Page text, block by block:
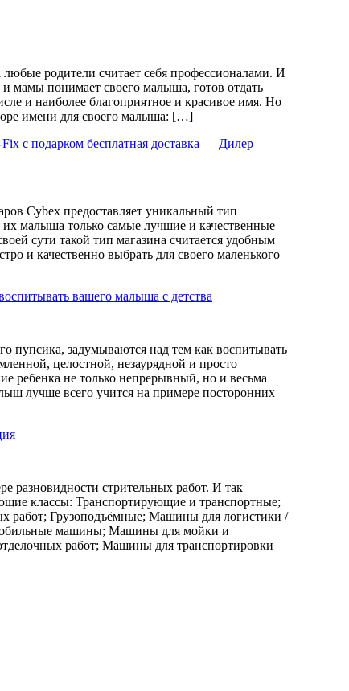
родители считает себя профессионалами. И
мамы понимает своего малыша, готов отдать
и наиболее благоприятное и красивое имя. Но
имени для своего малыша: […]
с подарком бесплатная доставка — Дилер
Cybex предоставляет уникальный тип
малыша только самые лучшие и качественные
сути такой тип магазина считается удобным
и качественно выбрать для своего маленького
вашего малыша с детства
пупсика, задумываются над тем как воспитывать
целостной, незаурядной и просто
ребенка не только непрерывный, но и весьма
лучше всего учится на примере посторонних
разновидности стрительных работ. И так
классы: Транспортирующие и транспортные;
работ; Грузоподъёмные; Машины для логистики /
машины; Машины для мойки и
работ; Машины для транспортировки